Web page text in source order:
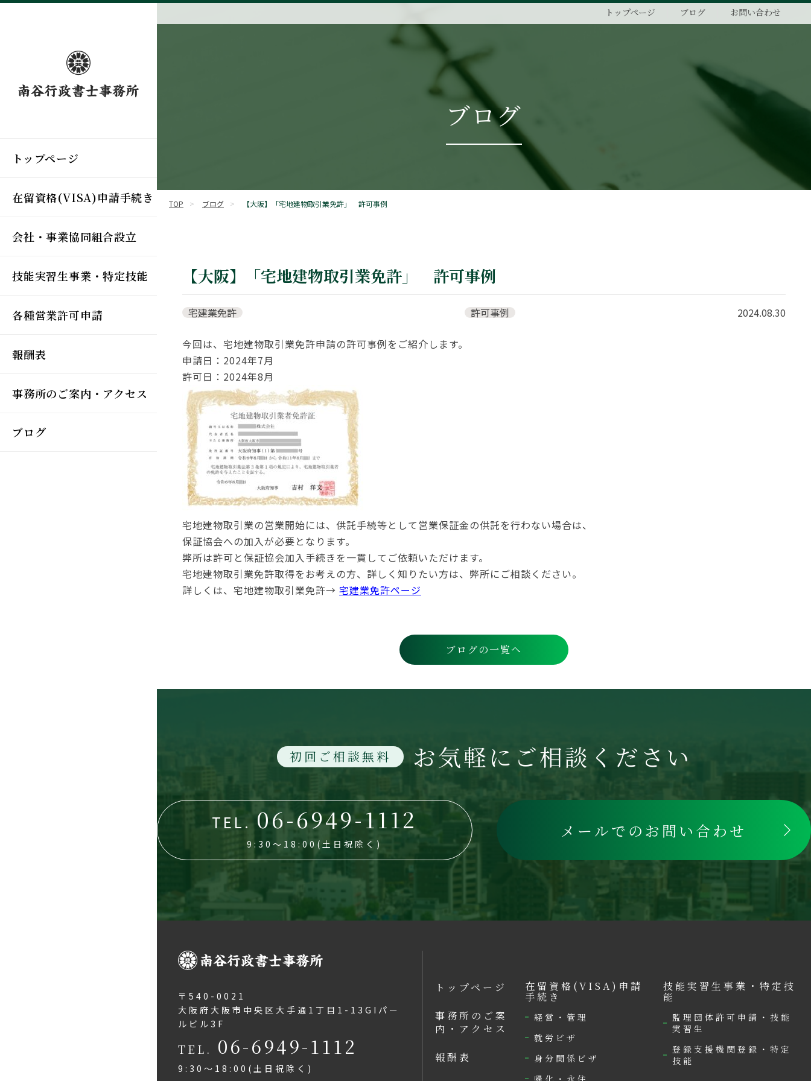
トップページ
在留資格(VISA)申請手続き
会社・事業協同組合設立
技能実習生事業・特定技能
各種営業許可申請
報酬表
事務所のご案内・アクセス
ブログ
トップページ ブログ お問い合わせ
ブログ
TOP > ブログ > 【大阪】「宅地建物取引業免許」 許可事例
【大阪】「宅地建物取引業免許」 許可事例
宅建業免許 許可事例 2024.08.30
今回は、宅地建物取引業免許申請の許可事例をご紹介します。
申請日：2024年7月
許可日：2024年8月
宅地建物取引業の営業開始には、供託手続等として営業保証金の供託を行わない場合は、
保証協会への加入が必要となります。
弊所は許可と保証協会加入手続きを一貫してご依頼いただけます。
宅地建物取引業免許取得をお考えの方、詳しく知りたい方は、弊所にご相談ください。
詳しくは、宅地建物取引業免許→ 宅建業免許ページ
ブログの一覧へ
初回ご相談無料 お気軽にご相談ください
TEL. 06-6949-1112
9:30～18:00(土日祝除く)
メールでのお問い合わせ
〒540-0021
大阪府大阪市中央区大手通1丁目1-13GIパー
ルビル3F
TEL. 06-6949-1112
9:30～18:00(土日祝除く)
トップページ
事務所のご案
内・アクセス
報酬表
在留資格(VISA)申請
手続き
経営・管理
就労ビザ
身分関係ビザ
帰化・永住
技能実習生事業・特定技
能
監理団体許可申請・技能
実習生
登録支援機関登録・特定
技能